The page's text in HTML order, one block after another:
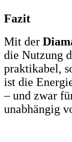
Fazit
Mit der
die Nutzung
praktikabel,
ist die
– und zwar
unabhängig